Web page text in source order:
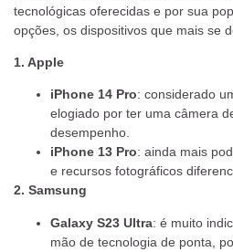
tecnológicas oferecidas e por sua
opções, os dispositivos que mais se
1. Apple
iPhone 14 Pro: considerado
elogiado por ter uma câmera
desempenho.
iPhone 13 Pro: ainda mais
e recursos fotográficos
2. Samsung
Galaxy S23 Ultra: é muito
mão de tecnologia de ponta,